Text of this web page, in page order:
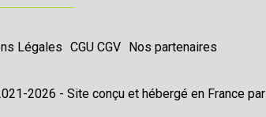
Légales CGU CGV Nos partenaires
2026 - Site conçu et hébergé en France par